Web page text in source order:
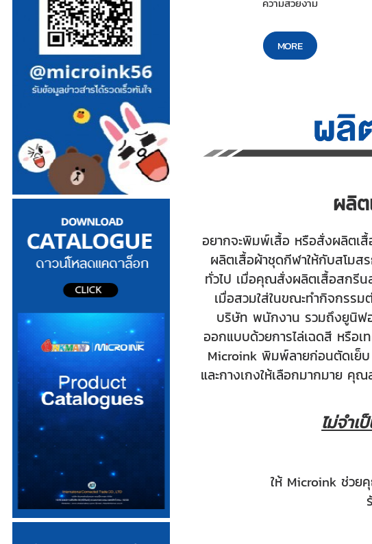
MORE
ผลิต
อยากจะพิมพ์เสื้อ หรือสั่งผลิตเสื้
ผลิตเสื้อผ้าชุดกีฬาให้กับสโมสร
ทั่วไป เมื่อคุณสั่งผลิตเสื้อสกรี
เมื่อสวมใส่ในขณะทำกิจกรร
บริษัท พนักงาน รวมถึงยูนิฟอ
ออกแบบด้วยการไล่เฉดสี หรือ
Microink พิมพ์ลายก่อนตัดเย็
และกางเกงให้เลือกมากมาย คุ
ไม่จำ
ให้ Microink ช่วย